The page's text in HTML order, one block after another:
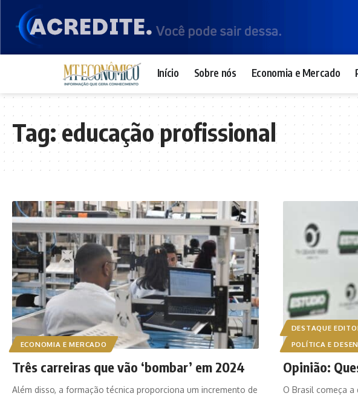
Início Sobre nós Economia e Mercado
Tag:educação profissional
ECONOMIA E MERCADO
Três carreiras que vão ‘bombar’ em 2024
Além disso, a formação técnica proporciona um incremento de
DESTAQUE
POLÍTICA E
Opinião:
O Brasil começa